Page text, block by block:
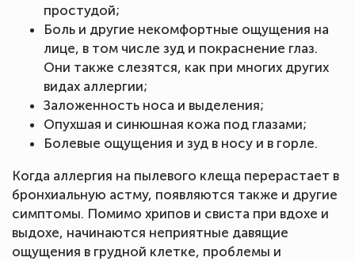
простудой;
Боль и другие некомфортные ощущения на
лице, в том числе зуд и покраснение глаз.
Они также слезятся, как при многих других
видах аллергии;
Заложенность носа и выделения;
Опухшая и синюшная кожа под глазами;
Болевые ощущения и зуд в носу и в горле.
Когда аллергия на пылевого клеща перерастает в
бронхиальную астму, появляются также и другие
симптомы. Помимо хрипов и свиста при вдохе и
выдохе, начинаются неприятные давящие
ощущения в грудной клетке, проблемы и